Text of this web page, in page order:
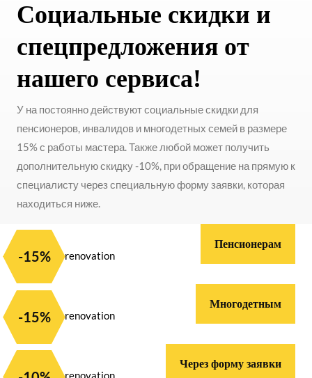
Социальные скидки и
спецпредложения от
нашего сервиса!
У на постоянно действуют социальные скидки для
пенсионеров, инвалидов и многодетных семей в размере
15% с работы мастера. Также любой может получить
дополнительную скидку -10%, при обращение на прямую к
специалисту через специальную форму заявки, которая
находиться ниже.
-15%
Пенсионерам
-15%
Многодетным
Через форму заявки